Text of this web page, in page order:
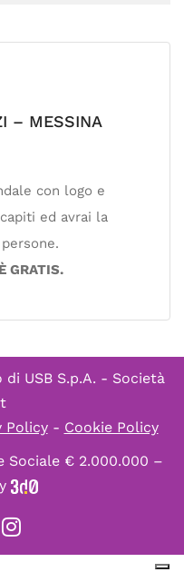
– MESSINA
con logo e
ed avrai la
GRATIS.
di USB S.p.A. - Società
Policy- Cookie Policy
Sociale € 2.000.000 –